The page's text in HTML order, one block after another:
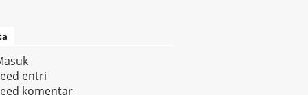
entri
komentar